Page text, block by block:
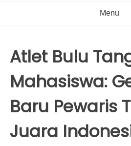
Menu
Atlet Bulu
Mahasiswa:
Baru Pewaris
Juara